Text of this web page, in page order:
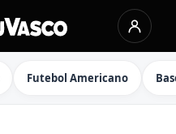
Futebol Americano